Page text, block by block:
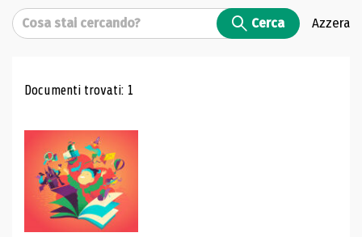
Cerca Cerca Azzera
Risultati di ricerca
Documenti trovati: 1